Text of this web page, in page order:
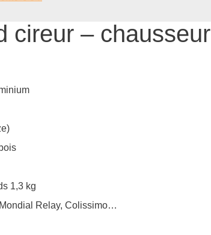
cireur – chausseur
1,3 kg
Relay, Colissimo…